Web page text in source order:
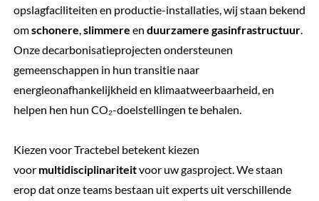
opslagfaciliteiten en productie-installaties, wij staan bekend
omschonere slimmere en duurzamere gasinfrastructuur.
Onze decarbonisatieprojecten ondersteunen
gemeenschappen in hun transitie naar
energieonafhankelijkheid en klimaatweerbaarheid, en
helpen hen hun CO₂-doelstellingen te behalen.
Kiezen voor Tractebel betekent kiezen
voor multidisciplinariteitvoor uw gasproject. We staan
erop dat onze teams bestaan uit experts uit verschillende